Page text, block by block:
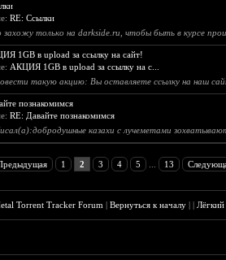
RE: Ссылки
захожу только на darkside.ru, чтобы быть в курсе
1GB в upload за ссылку на сайт!
АКЦИЯ 1GB в upload за ссылку на с...
такую акцию: Вы оставляете ссылку на наш
познакомимся
RE: Давайте познакомимся
казахи с лучеметами
1 2 3 4 5 13
Torrent Tracker Forum |Вернуться к началу ||